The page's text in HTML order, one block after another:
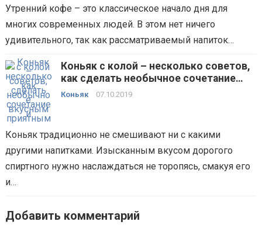
Утренний кофе – это классическое начало дня для
многих современных людей. В этом нет ничего
удивительного, так как рассматриваемый напиток…
Коньяк с колой – несколько советов,
как сделать необычное сочетание
вкусным и приятным
Коньяк 07.10.2019
Коньяк традиционно не смешивают ни с какими
другими напитками. Изысканным вкусом дорогого
спиртного нужно наслаждаться не торопясь, смакуя его
и…
Добавить комментарий